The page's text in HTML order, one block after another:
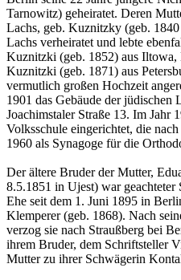
Tarnowitz) geheiratet. Deren
Lachs, geb. Kuznitzky (geb.
Lachs verheiratet und lebte
Kuznitzki (geb. 1852) aus
Kuznitzki (geb. 1871) aus
vermutlich großen Hochzeit
1901 das Gebäude der jüdischen
Joachimstaler Straße 13. Im Jahr
Volksschule eingerichtet, die
1960 als Synagoge für die
Der ältere Bruder der Mutter,
8.5.1851 in Ujest) war
Ehe seit dem 1. Juni 1895 in
Klemperer (geb. 1868). Nach
verzog sie nach Straußberg bei
ihrem Bruder, dem Schriftsteller
Mutter zu ihrer Schwägerin